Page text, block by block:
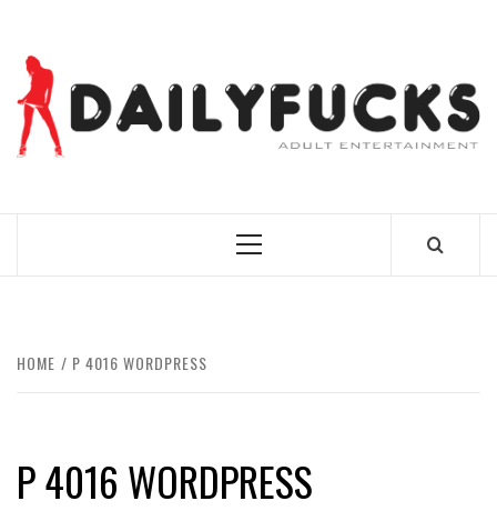
content
Primary
HOME P 4016 WORDPRESS
P 4016 WORDPRESS